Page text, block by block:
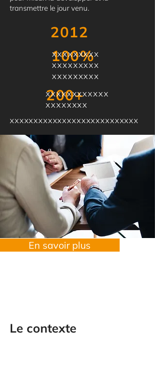
transmettre le jour venu.
2012
100%
xxxxxxxxx
xxxxxxxxx
xxxxxxxxx
200+
xxxxxxxxxxxx
xxxxxxxx
xxxxxxxxxxxxxxxxxxxxxxxxxxx
En savoir plus
Le contexte